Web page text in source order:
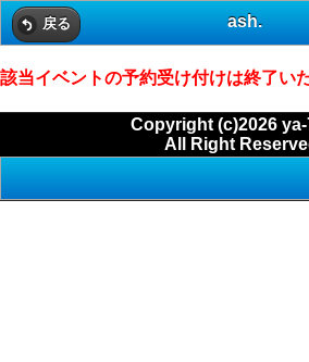
戻る ash.
該当イベントの予約受け付けは終了い
Copyright (c)2026
All Right